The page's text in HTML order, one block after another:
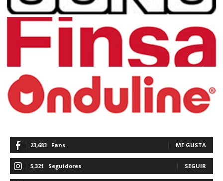
23,683 Fans ME GUSTA
5,321 Seguidores SEGUIR